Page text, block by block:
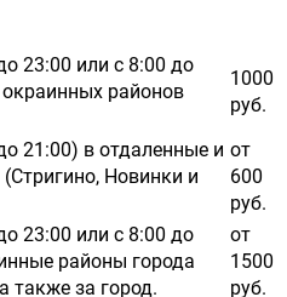
23:00 или с 8:00 до
районов
1000
руб.
21:00) в отдаленные и
Новинки и
от
600
руб.
23:00 или с 8:00 до
районы города
также за город.
от
1500
руб.